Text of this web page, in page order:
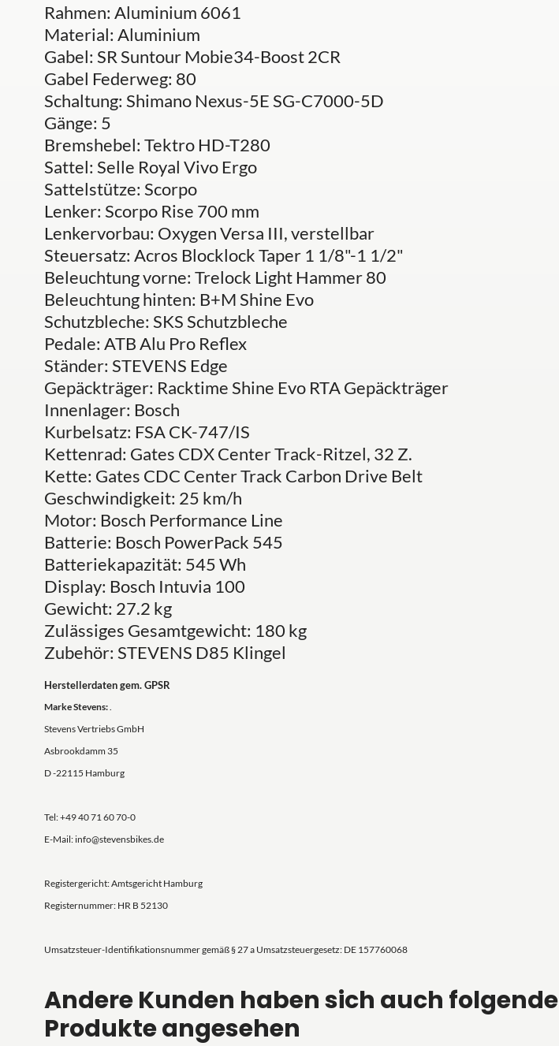
Rahmen: Aluminium 6061
Material: Aluminium
Gabel: SR Suntour Mobie34-Boost 2CR
Gabel Federweg: 80
Schaltung: Shimano Nexus-5E SG-C7000-5D
Gänge: 5
Bremshebel: Tektro HD-T280
Sattel: Selle Royal Vivo Ergo
Sattelstütze: Scorpo
Lenker: Scorpo Rise 700 mm
Lenkervorbau: Oxygen Versa III, verstellbar
Steuersatz: Acros Blocklock Taper 1 1/8"-1 1/2"
Beleuchtung vorne: Trelock Light Hammer 80
Beleuchtung hinten: B+M Shine Evo
Schutzbleche: SKS Schutzbleche
Pedale: ATB Alu Pro Reflex
Ständer: STEVENS Edge
Gepäckträger: Racktime Shine Evo RTA Gepäckträger
Innenlager: Bosch
Kurbelsatz: FSA CK-747/IS
Kettenrad: Gates CDX Center Track-Ritzel, 32 Z.
Kette: Gates CDC Center Track Carbon Drive Belt
Geschwindigkeit: 25 km/h
Motor: Bosch Performance Line
Batterie: Bosch PowerPack 545
Batteriekapazität: 545 Wh
Display: Bosch Intuvia 100
Gewicht: 27.2 kg
Zulässiges Gesamtgewicht: 180 kg
Zubehör: STEVENS D85 Klingel
Herstellerdaten gem. GPSR
Marke Stevens:
Stevens Vertriebs GmbH
Asbrookdamm 35
D -22115 Hamburg
Tel: +49 40 71 60 70-0
E-Mail: info@stevensbikes.de
Registergericht: Amtsgericht Hamburg
Registernummer: HR B 52130
Umsatzsteuer-Identifikationsnummer gemäß § 27 a Umsatzsteuergesetz: DE 157760068
Andere Kunden haben sich auch folgende
Produkte angesehen